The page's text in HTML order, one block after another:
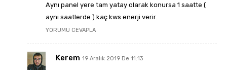
Aynı panel yere tam yatay olarak konursa 1 saatte (
aynı saatlerde ) kaç kws enerji verir.
YORUMU CEVAPLA
Kerem 19 Aralık 2019 De 11:13